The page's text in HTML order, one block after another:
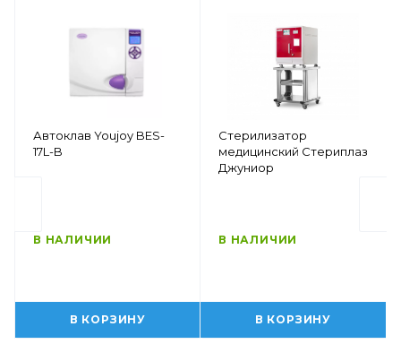
Автоклав Youjoy BES-
17L-B
В НАЛИЧИИ
В КОРЗИНУ
Стерилизатор
медицинский Стериплаз
Джуниор
В НАЛИЧИИ
В КОРЗИНУ